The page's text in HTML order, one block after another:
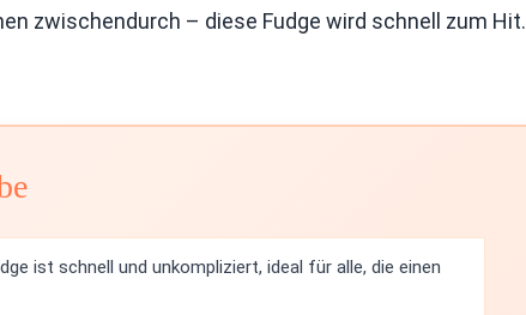
zwischendurch – diese Fudge wird schnell zum Hit.
ist schnell und unkompliziert, ideal für alle, die einen